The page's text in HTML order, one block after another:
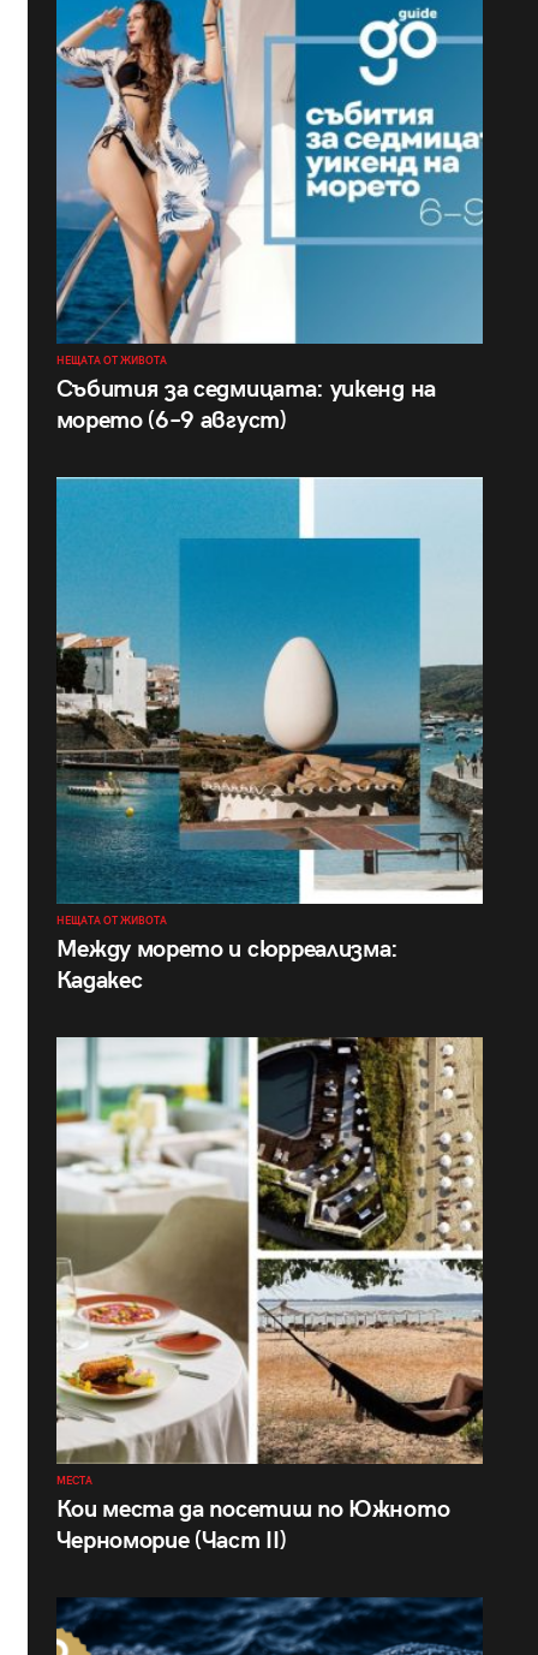
НЕЩАТА ОТ ЖИВОТА
Събития за седмицата: уикенд на
морето (6–9 август)
НЕЩАТА ОТ ЖИВОТА
Между морето и сюрреализма:
Кадакес
МЕСТА
Кои места да посетиш по Южното
Черноморие (Част II)